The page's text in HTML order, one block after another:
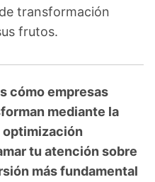
transformación
frutos.
cómo empresas
mediante la
tu atención sobre
más fundamental